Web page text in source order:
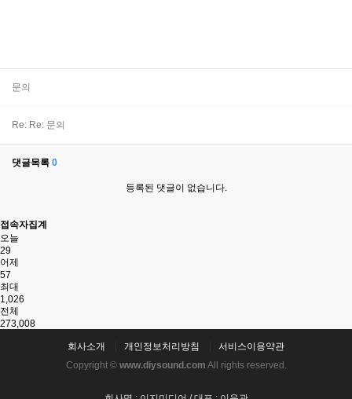
문의
Re: Re: 문의
댓글목록 0
등록된 댓글이 없습니다.
접속자집계
오늘
29
어제
57
최대
1,026
전체
273,008
회사소개 개인정보처리방침
서비스이용약관
Copyright © www.diysound.com All rights reserved.